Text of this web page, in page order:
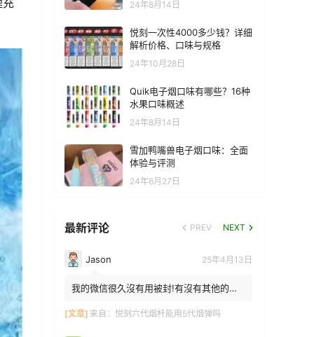
充
24年8月14日
悦刻一次性4000多少钱？详细
解析价格、口味与规格
24年10月28日
Quik电子烟口味有哪些？16种
水果口味概述
24年8月14日
雪加鸭嘴兽电子烟口味：全面
体验与评测
24年6月27日
最新评论 PREV NEXT
Jason 25年4月13日
我的微信很久沒有用被封!有沒有其他的方
[文章] 来自： 悦刻六代烟杆能用5代烟弹吗